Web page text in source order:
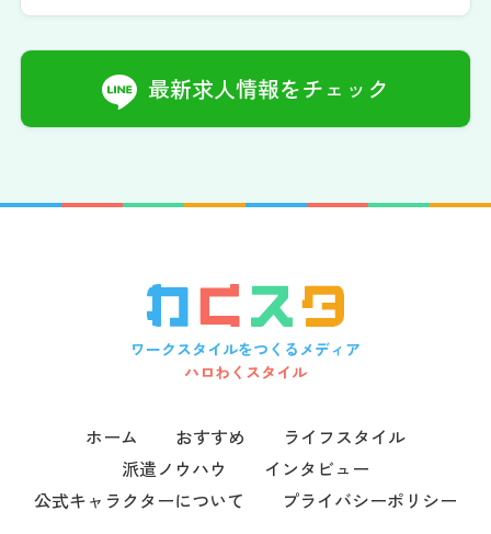
最新求人情報をチェック
ワークスタイルをつくるメディア
ハロわくスタイル
ホーム おすすめ
ライフスタイル
派遣ノウハウ
インタビュー
公式キャラクターについて
プライバシーポリシー